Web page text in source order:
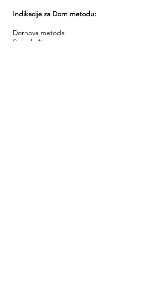
Indikacije za Dorn metodu:
Dornova metoda
Bol u leđima